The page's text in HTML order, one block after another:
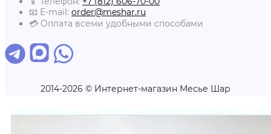
📧 E-mail: order@meshar.ru
💳 Оплата всеми удобными способами
2014-2026 © Интернет-магазин Месье Шар